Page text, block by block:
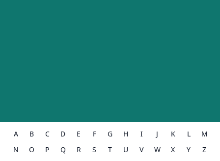
A B C D E F G H I J K L
M
N
O P Q R S T U V W X Y Z